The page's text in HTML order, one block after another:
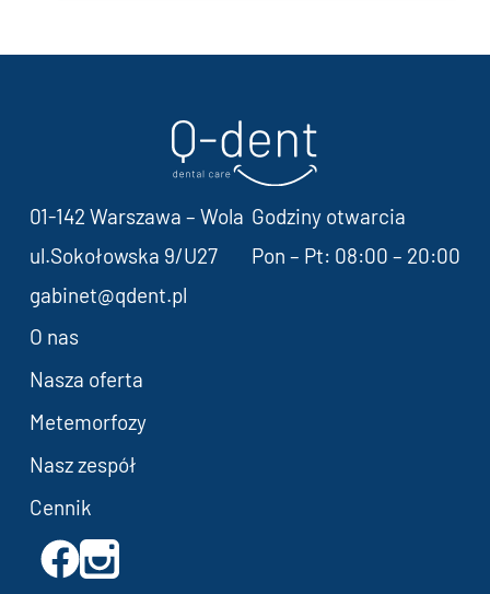
01-142 Warszawa – Wola
ul.Sokołowska 9/U27
gabinet@qdent.pl
Godziny otwarcia
Pon – Pt: 08:00 – 20:00
O nas
Nasza oferta
Metemorfozy
Nasz zespół
Cennik